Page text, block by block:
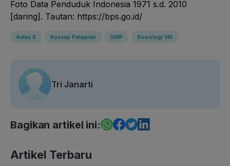
Foto Data Penduduk Indonesia 1971 s.d. 2010
[daring]. Tautan: https://bps.go.id/
Kelas 8 Konsep Pelajaran SMP Sosiologi VIII
Tri Janarti
Bagikan artikel ini:
Artikel Terbaru